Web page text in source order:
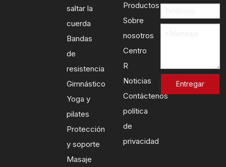
saltar la
cuerda
Bandas
de
resistencia
Gimnástico
Yoga y
pilates
Protección
y soporte
Masaje
Productos
Sobre
nosotros
Centro
R
Noticias
Contáctenos
política
de
privacidad
Entregar